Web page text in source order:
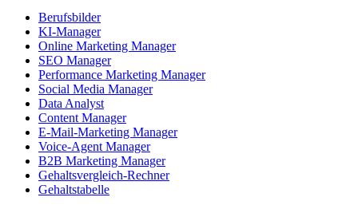
Berufsbilder
KI-Manager
Online Marketing Manager
SEO Manager
Performance Marketing Manager
Social Media Manager
Data Analyst
Content Manager
E-Mail-Marketing Manager
Voice-Agent Manager
B2B Marketing Manager
Gehaltsvergleich-Rechner
Gehaltstabelle